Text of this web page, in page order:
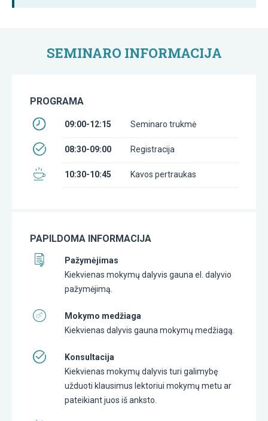
SEMINARO INFORMACIJA
PROGRAMA
09:00-12:15 Seminaro trukmė
08:30-09:00 Registracija
10:30-10:45 Kavos pertraukas
PAPILDOMA INFORMACIJA
Pažymėjimas
Kiekvienas mokymų dalyvis gauna el. dalyvio
pažymėjimą.
Mokymo medžiaga
Kiekvienas dalyvis gauna mokymų medžiagą.
Konsultacija
Kiekvienas mokymų dalyvis turi galimybę
užduoti klausimus lektoriui mokymų metu ar
pateikiant juos iš anksto.